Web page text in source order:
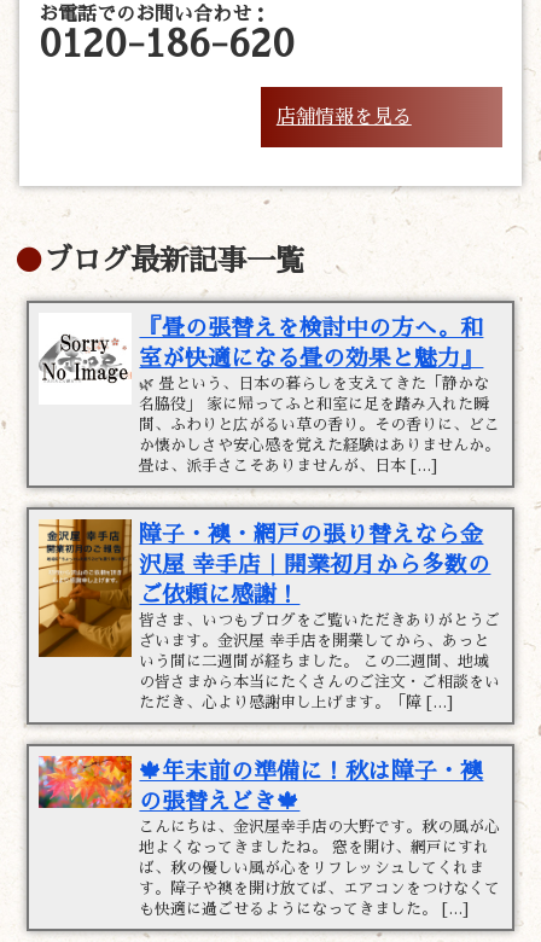
お電話でのお問い合わせ：
0120-186-620
店舗情報を見る
ブログ最新記事一覧
『畳の張替えを検討中の方へ。和
室が快適になる畳の効果と魅力』
🌿 畳という、日本の暮らしを支えてきた「静かな
名脇役」 家に帰ってふと和室に足を踏み入れた瞬
間、ふわりと広がるい草の香り。その香りに、どこ
か懐かしさや安心感を覚えた経験はありませんか。
畳は、派手さこそありませんが、日本 […]
障子・襖・網戸の張り替えなら金
沢屋 幸手店｜開業初月から多数の
ご依頼に感謝！
皆さま、いつもブログをご覧いただきありがとうご
ざいます。金沢屋 幸手店を開業してから、あっと
いう間に二週間が経ちました。 この二週間、地域
の皆さまから本当にたくさんのご注文・ご相談をい
ただき、心より感謝申し上げます。「障 […]
🍁年末前の準備に！秋は障子・襖
の張替えどき🍁
こんにちは、金沢屋幸手店の大野です。秋の風が心
地よくなってきましたね。 窓を開け、網戸にすれ
ば、秋の優しい風が心をリフレッシュしてくれま
す。障子や襖を開け放てば、エアコンをつけなくて
も快適に過ごせるようになってきました。 […]